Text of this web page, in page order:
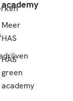
academy
Meer
HAS
HAS
green
academy